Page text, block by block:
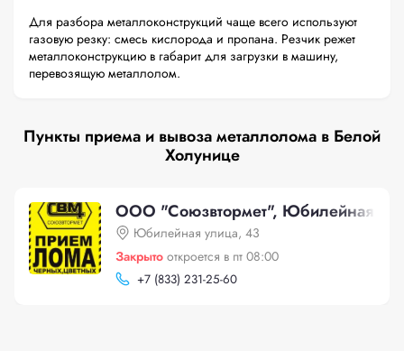
Для разбора металлоконструкций чаще всего используют
газовую резку: смесь кислорода и пропана. Резчик режет
металлоконструкцию в габарит для загрузки в машину,
перевозящую металлолом.
Пункты приема и вывоза металлолома в Белой
Холунице
ООО "Союзвтормет", Юбилейная
Юбилейная улица, 43
Закрыто откроется в пт 08:00
+7 (833) 231-25-60